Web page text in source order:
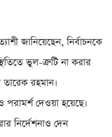
জানিয়েছেন, নির্বাচনকে
ভুল-ত্রুটি না করার
তারেক রহমান।
পরামর্শ দেওয়া হয়েছে।
নির্দেশনাও দেন